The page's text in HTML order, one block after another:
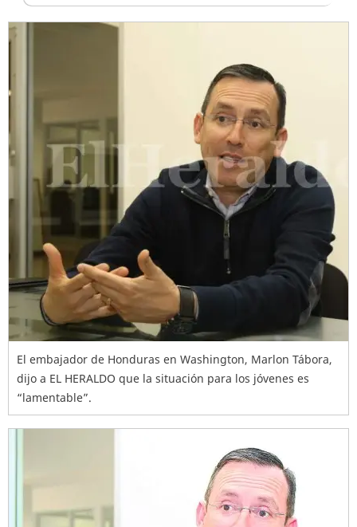
El embajador de Honduras en Washington, Marlon Tábora,
dijo a EL HERALDO que la situación para los jóvenes es
“lamentable”.